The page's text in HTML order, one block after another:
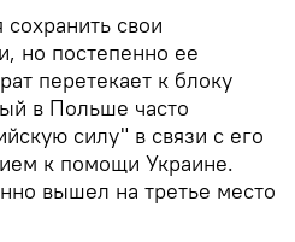
свои
но постепенно ее
перетекает к блоку
в Польше часто
силу" в связи с его
к помощи Украине.
вышел на третье место